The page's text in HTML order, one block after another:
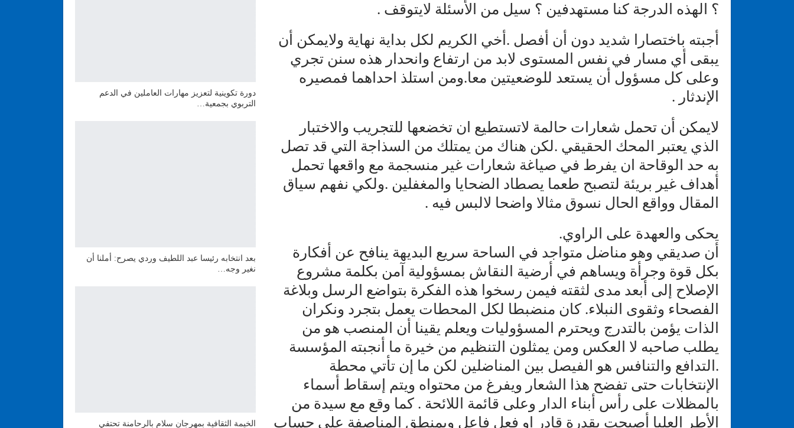
؟ الهذه الدرجة كنا مستهدفين ؟ سيل من الأسئلة لايتوقف .
أجبته باختصارا شديد دون أن أفصل .أخي الكريم لكل بداية نهاية ولايمكن أن
يبقى أي مسار في نفس المستوى لابد من ارتفاع وانحدار هذه سنن تجري
وعلى كل مسؤول أن يستعد للوضعيتين معا.ومن استلذ احداهما فمصيره
الإندثار .
لايمكن أن تحمل شعارات حالمة لاتستطيع ان تخضعها للتجريب والاختبار
الذي يعتبر المحك الحقيقي .لكن هناك من يمتلك من السذاجة التي قد تصل
به حد الوقاحة ان يفرط في صياغة شعارات غير منسجمة مع واقعها تحمل
أهداف غير بريئة لتصبح طعما يصطاد الضحايا والمغفلين .ولكي نفهم سياق
المقال وواقع الحال نسوق مثالا واضحا لالبس فيه .
يحكى والعهدة على الراوي.
أن صديقي وهو مناضل متواجد في الساحة سريع البديهة ينافح عن أفكارة
بكل قوة وجرأة ويساهم في أرضية النقاش بمسؤولية آمن بكلمة مشروع
الإصلاح إلى أبعد مدى لثقته فيمن رسخوا هذه الفكرة بتواضع الرسل وبلاغة
الفصحاء وثقوى النبلاء. كان منضبطا لكل المحطات يعمل بتجرد ونكران
الذات يؤمن بالتدرج ويحترم المسؤوليات ويعلم يقينا أن المنصب هو من
يطلب صاحبه لا العكس ومن يمثلون التنظيم من خيرة ما أنجبته المؤسسة
.التدافع والتنافس هو الفيصل بين المناضلين لكن ما إن تأتي محطة
الإنتخابات حتى تفضح هذا الشعار ويفرغ من محتواه ويتم إسقاط أسماء
بالمظلات على رأس أبناء الدار وعلى قائمة اللائحة . كما وقع مع سيدة من
الأطر العليا أصبحت بقدرة قادر او فعل فاعل وبمنطق المناصفة على حساب
دورة تكوينية لتعزيز مهارات العاملين في الدعم
التربوي بجمعية…
بعد انتخابه رئيسا عبد اللطيف وردي يصرح: أملنا أن
نغير وجه…
الخيمة الثقافية بمهرجان سلام بالرحامنة تحتفي